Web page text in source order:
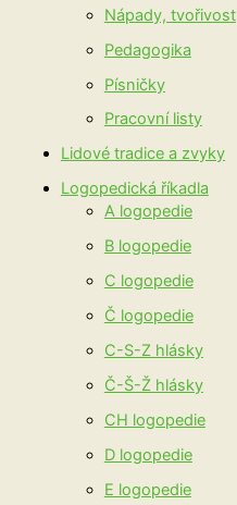
Nápady, tvořivost
Pedagogika
Písničky
Pracovní listy
Lidové tradice a zvyky
Logopedická říkadla
A logopedie
B logopedie
C logopedie
Č logopedie
C-S-Z hlásky
Č-Š-Ž hlásky
CH logopedie
D logopedie
E logopedie